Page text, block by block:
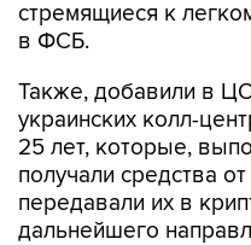
Также, добавили в
25 лет, которые,
получали средства
передавали их в
дальнейшего
"Ведется розыск